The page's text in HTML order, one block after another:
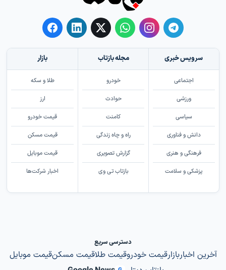
سرویس خبری
اجتماعی
ورزشی
سیاسی
دانش و فناوری
فرهنگی و هنری
پزشکی و سلامت
مجله بازتاب
خودرو
حوادث
کامنت
راه و چاه زندگی
گزارش تصویری
بازتاب تی وی
بازار
طلا و سکه
ارز
قیمت خودرو
قیمت مسکن
قیمت موبایل
اخبار شرکت‌ها
دسترسی سریع
آخرین اخباربازارقیمت خودروقیمت طلاقیمت مسکنقیمت موبایل